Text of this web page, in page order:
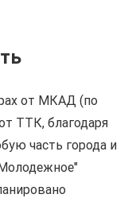
от МКАД (по
ТТК, благодаря
часть города и